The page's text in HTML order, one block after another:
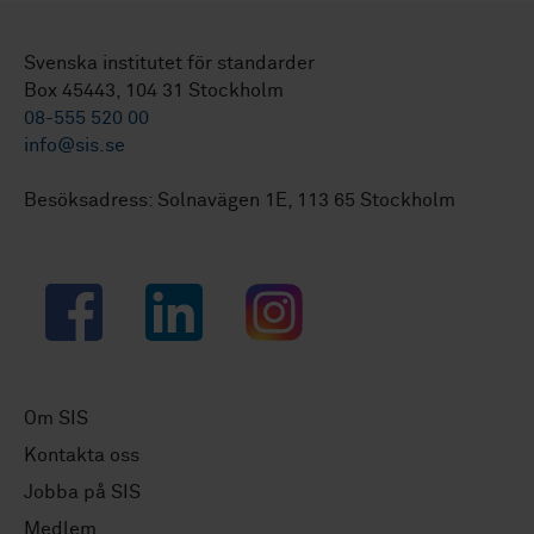
Svenska institutet för standarder
Box 45443, 104 31 Stockholm
08-555 520 00
info@sis.se
Besöksadress: Solnavägen 1E, 113 65 Stockholm
Facebook LinkedIn Instagram
Om SIS
Kontakta oss
Jobba på SIS
Medlem